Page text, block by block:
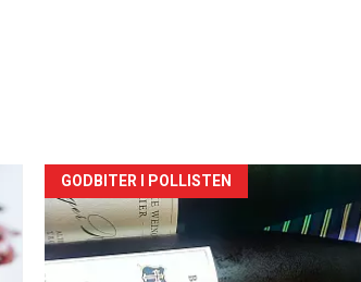
Forsiden
akkurat
GODBITER I POLLISTEN